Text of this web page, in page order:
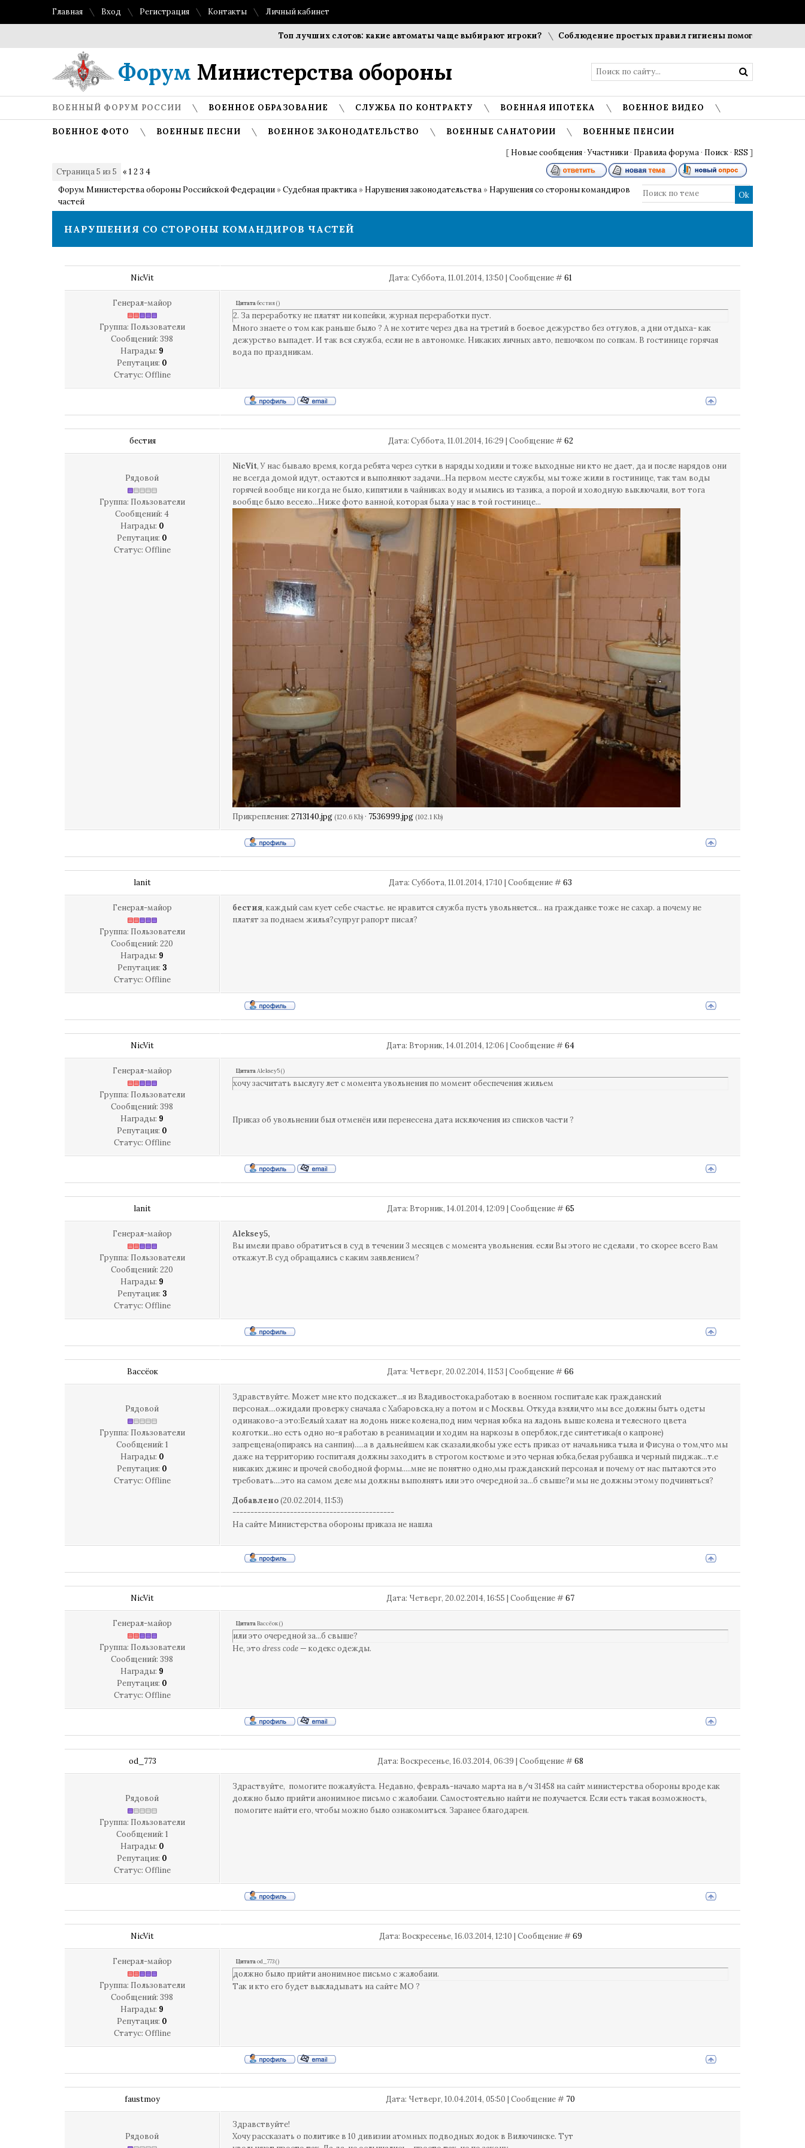
Главная Вход Регистрация Контакты Личный кабинет
Топ лучших слотов: какие автоматы чаще выбирают игроки? Соблюдение простых правил гигиены помогает сохранить
Форум Министерства обороны
ВОЕННЫЙ ФОРУМ РОССИИ ВОЕННОЕ ОБРАЗОВАНИЕ СЛУЖБА ПО КОНТРАКТУ ВОЕННАЯ ИПОТЕКА ВОЕННОЕ ВИДЕО
ВОЕННОЕ ФОТО ВОЕННЫЕ ПЕСНИ ВОЕННОЕ ЗАКОНОДАТЕЛЬСТВО ВОЕННЫЕ САНАТОРИИ ВОЕННЫЕ ПЕНСИИ
[ Новые сообщения ·Участники · Правила форума · Поиск · RSS ]
Страница5 из 5 « 1 2 3 4
Форум Министерства обороны Российской Федерации »Судебная практика » Нарушения законодательства » Нарушения со стороны командиров
частей
НАРУШЕНИЯ СО СТОРОНЫ КОМАНДИРОВ ЧАСТЕЙ
NicVit Дата: Суббота, 11.01.2014, 13:50 | Сообщение #61
Генерал-майор
Группа: Пользователи
Сообщений: 398
Награды: 9
Репутация: 0
Статус: Offline
Цитатабестия()
2. За переработку не платят ни копейки, журнал переработки пуст.
Много знаете о том как раньше было ? А не хотите через два на третий в боевое дежурство без отгулов, а дни отдыха- как
дежурство выпадет. И так вся служба, если не в автономке. Никаких личных авто, пешочком по сопкам. В гостинице горячая
вода по праздникам.
бестия Дата: Суббота, 11.01.2014, 16:29 | Сообщение #62
Рядовой
Группа: Пользователи
Сообщений: 4
Награды: 0
Репутация: 0
Статус: Offline
NicVit, У нас бывало время, когда ребята через сутки в наряды ходили и тоже выходные ни кто не дает, да и после нарядов они
не всегда домой идут, остаются и выполняют задачи...На первом месте службы, мы тоже жили в гостинице, так там воды
горячей вообще ни когда не было, кипятили в чайниках воду и мылись из тазика, а порой и холодную выключали, вот тога
вообще было весело...Ниже фото ванной, которая была у нас в той гостинице...
Прикрепления: 2713140.jpg (120.6 Kb) · 7536999.jpg (102.1 Kb)
lanit Дата: Суббота, 11.01.2014, 17:10 | Сообщение #63
Генерал-майор
Группа: Пользователи
Сообщений: 220
Награды: 9
Репутация: 3
Статус: Offline
бестия, каждый сам кует себе счастье. не нравится служба пусть увольняется... на гражданке тоже не сахар. а почему не
платят за поднаем жилья?супруг рапорт писал?
NicVit Дата: Вторник, 14.01.2014, 12:06 | Сообщение #64
Генерал-майор
Группа: Пользователи
Сообщений: 398
Награды: 9
Репутация: 0
Статус: Offline
ЦитатаAleksey5()
хочу засчитать выслугу лет с момента увольнения по момент обеспечения жильем
Приказ об увольнении был отменён или перенесена дата исключения из списков части ?
lanit Дата: Вторник, 14.01.2014, 12:09 | Сообщение #65
Генерал-майор
Группа: Пользователи
Сообщений: 220
Награды: 9
Репутация: 3
Статус: Offline
Aleksey5,
Вы имели право обратиться в суд в течении 3 месяцев с момента увольнения. если Вы этого не сделали , то скорее всего Вам
откажут.В суд обращались с каким заявлением?
Вассёок Дата: Четверг, 20.02.2014, 11:53 | Сообщение #66
Рядовой
Группа: Пользователи
Сообщений: 1
Награды: 0
Репутация: 0
Статус: Offline
Здравствуйте. Может мне кто подскажет...я из Владивостока,работаю в военном госпитале как гражданский
персонал....ожидали проверку сначала с Хабаровска,ну а потом и с Москвы. Откуда взяли,что мы все должны быть одеты
одинаково-а это:Белый халат на лодонь ниже колена,под ним черная юбка на ладонь выше колена и телесного цвета
колготки...но есть одно но-я работаю в реанимации и ходим на наркозы в оперблок,где синтетика(я о капроне)
запрещена(опираясь на санпин).....а в дальнейшем как сказали,якобы уже есть приказ от начальника тыла и Фисуна о том,что мы
даже на территорию госпиталя должны заходить в строгом костюме и это черная юбка,белая рубашка и черный пиджак...т.е
никаких джинс и прочей свободной формы.....мне не понятно одно,мы гражданский персонал и почему от нас пытаются это
требовать....это на самом деле мы должны выполнять или это очередной за...б свыше?и мы не должны этому подчиняться?
Добавлено(20.02.2014, 11:53)
---------------------------------------------
На сайте Министерства обороны приказа не нашла
NicVit Дата: Четверг, 20.02.2014, 16:55 | Сообщение #67
Генерал-майор
Группа: Пользователи
Сообщений: 398
Награды: 9
Репутация: 0
Статус: Offline
ЦитатаВассёок()
или это очередной за...б свыше?
Не, это dress code — кодекс одежды.
od_773 Дата: Воскресенье, 16.03.2014, 06:39 | Сообщение #68
Рядовой
Группа: Пользователи
Сообщений: 1
Награды: 0
Репутация: 0
Статус: Offline
Здраствуйте, помогите пожалуйста. Недавно, февраль-начало марта на в/ч 31458 на сайт министерства обороны вроде как
должно было прийти анонимное письмо с жалобаии. Самостоятельно найти не получается. Если есть такая возможность,
помогите найти его, чтобы можно было ознакомиться. Заранее благодарен.
NicVit Дата: Воскресенье, 16.03.2014, 12:10 | Сообщение #69
Генерал-майор
Группа: Пользователи
Сообщений: 398
Награды: 9
Репутация: 0
Статус: Offline
Цитатаod_773()
должно было прийти анонимное письмо с жалобаии.
Так и кто его будет выкладывать на сайте МО ?
faustmoy Дата: Четверг, 10.04.2014, 05:50 | Сообщение # 70
Рядовой
Здравствуйте!
Хочу рассказать о политике в 10 дивизии атомных подводных лодок в Вилючинске. Тут